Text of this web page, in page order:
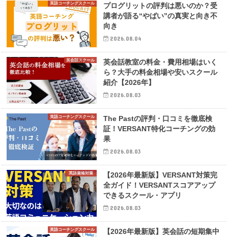
英語コーチングスクール
プログリットの評判は悪いのか？受
講者が語る“やばい”の真実と向き不
向き
2026.08.04
英会話スクール
英会話教室の料金・費用相場はいく
ら？大手の料金相場や安いスクール
紹介【2026年】
2026.08.03
英語コーチングスクール
The Pastの評判・口コミを徹底検
証！VERSANT特化コーチングの効
果
2026.08.03
英語資格対策
【2026年最新版】VERSANT対策完
全ガイド！VERSANTスコアアップ
できるスクール・アプリ
2026.08.03
英語コーチングスクール
【2026年最新版】英会話の短期集中